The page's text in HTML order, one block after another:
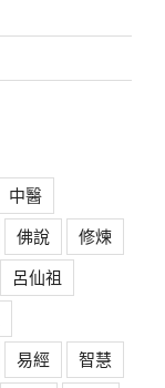
中醫
佛說
修煉
呂仙祖
易經
智慧